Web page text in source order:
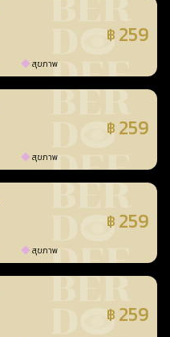
฿ 259
สุขภาพ
฿ 259
สุขภาพ
฿ 259
สุขภาพ
฿ 259